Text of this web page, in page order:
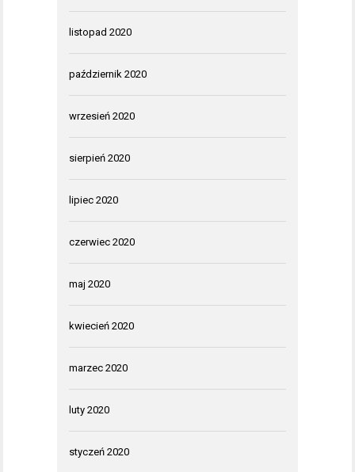
listopad 2020
październik 2020
wrzesień 2020
sierpień 2020
lipiec 2020
czerwiec 2020
maj 2020
kwiecień 2020
marzec 2020
luty 2020
styczeń 2020